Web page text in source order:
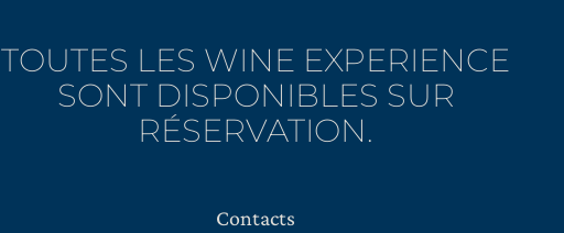
TOUTES LES WINE EXPERIENCE
SONT DISPONIBLES SUR
RÉSERVATION.
Contacts